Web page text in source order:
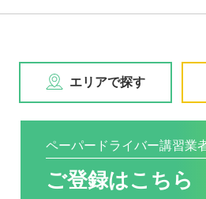
エリアで探す
ペーパードライバー講習業
ご登録はこちら